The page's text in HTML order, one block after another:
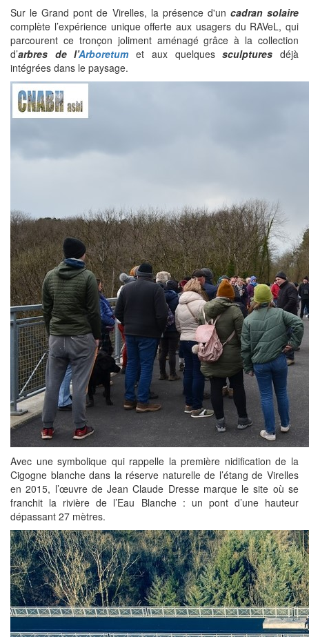
Sur le Grand pont de Virelles, la présence d'un cadran solaire
complète l’expérience unique offerte aux usagers du RAVeL, qui
parcourent ce tronçon joliment aménagé grâce à la collection
d’arbres de l’Arboretumet aux quelquessculptures déjà
intégrées dans le paysage.
Avec une symbolique qui rappelle la première nidification de la
Cigogne blanche dans la réserve naturelle de l’étang de Virelles
en 2015, l’œuvre de Jean Claude Dresse marque le site où se
franchit la rivière de l’Eau Blanche : un pont d’une hauteur
dépassant 27 mètres.